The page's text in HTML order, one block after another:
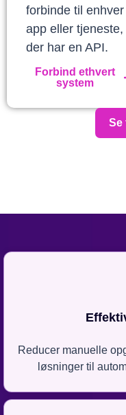
forbinde til enhver
app eller tjeneste,
der har en API.
Forbind ethvert
system
Se
Reducer manuelle
løsninger til